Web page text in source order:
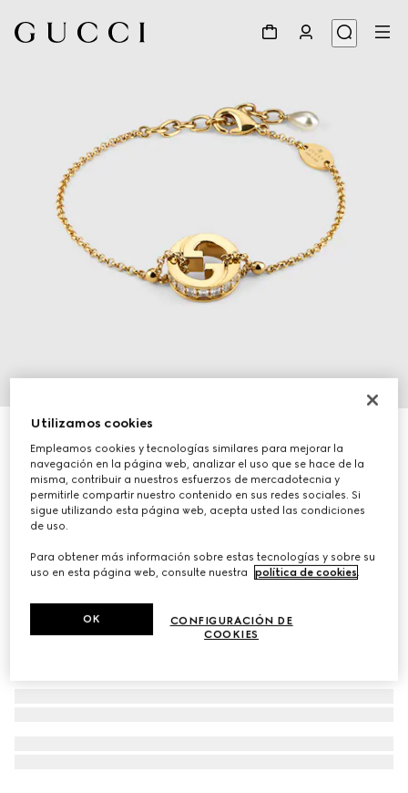
Pulsera Gucci Blondie con adorno
€ 490
Utilizamos cookies
Empleamos cookies y tecnologías similares para mejorar la
navegación en la página web, analizar el uso que se hace de la
misma, contribuir a nuestros esfuerzos de mercadotecnia y
permitirle compartir nuestro contenido en sus redes sociales. Si
sigue utilizando esta página web, acepta usted las condiciones
de uso.
Para obtener más información sobre estas tecnologías y sobre su
uso en esta página web, consulte nuestra
política de cookies
CONFIGURACIÓN DE
COOKIES
OK